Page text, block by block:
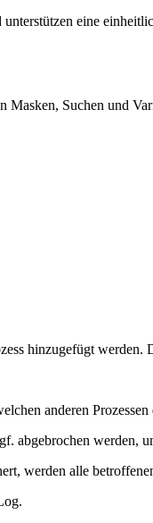
eine
Suchen und
hinzugefügt
anderen Prozessen
abgebrochen werden,
werden alle